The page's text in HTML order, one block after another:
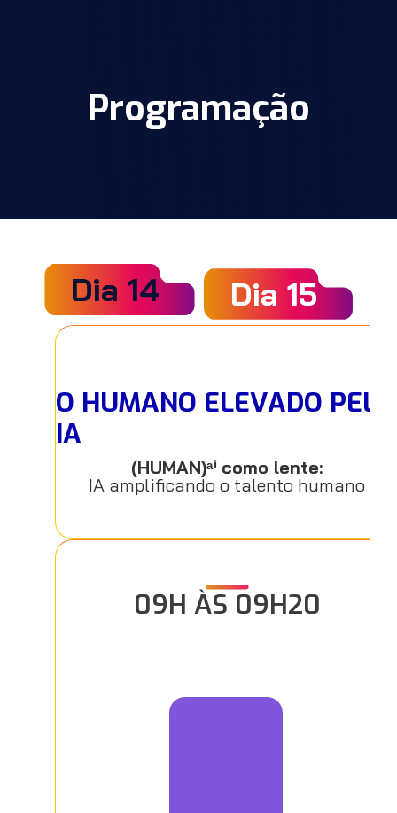
Programação
Dia 14 Dia 15
O HUMANO ELEVADO PELA
IA
(HUMAN)ᵃⁱ como lente:
IA amplificando o talento humano
09H ÀS 09H20